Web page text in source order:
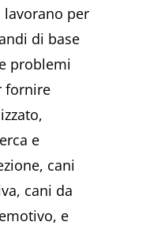
per
di base
problemi
fornire
e
cani
cani da
e